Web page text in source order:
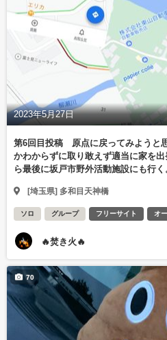
2023年5月27日
第6回目投稿 原点に戻ってみようと
かわからずに取り敢えず適当に家を
ら最後に坂戸市野外活動施設にも行く
[埼玉県] 多和目天神橋
ソロ グループ フリーサイト オ
🔥焚き火🔥
70